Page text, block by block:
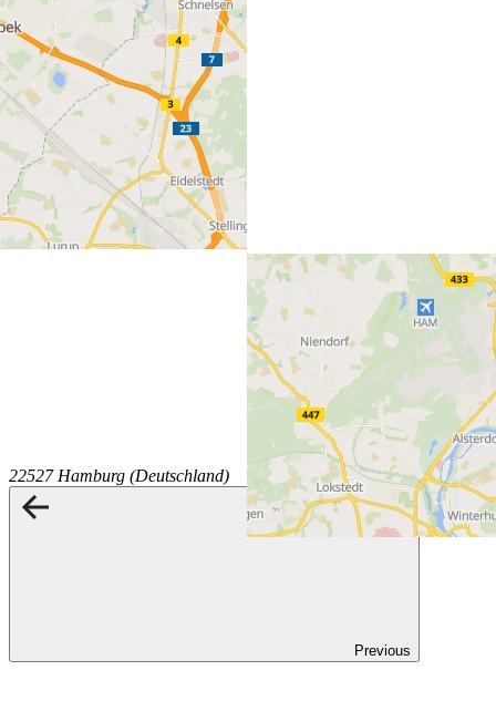
22527 Hamburg (Deutschland)
Previous